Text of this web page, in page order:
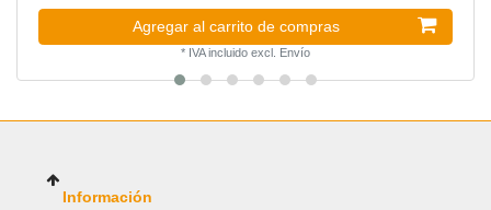
Agregar al carrito de compras
* IVA incluido excl. Envío
Información